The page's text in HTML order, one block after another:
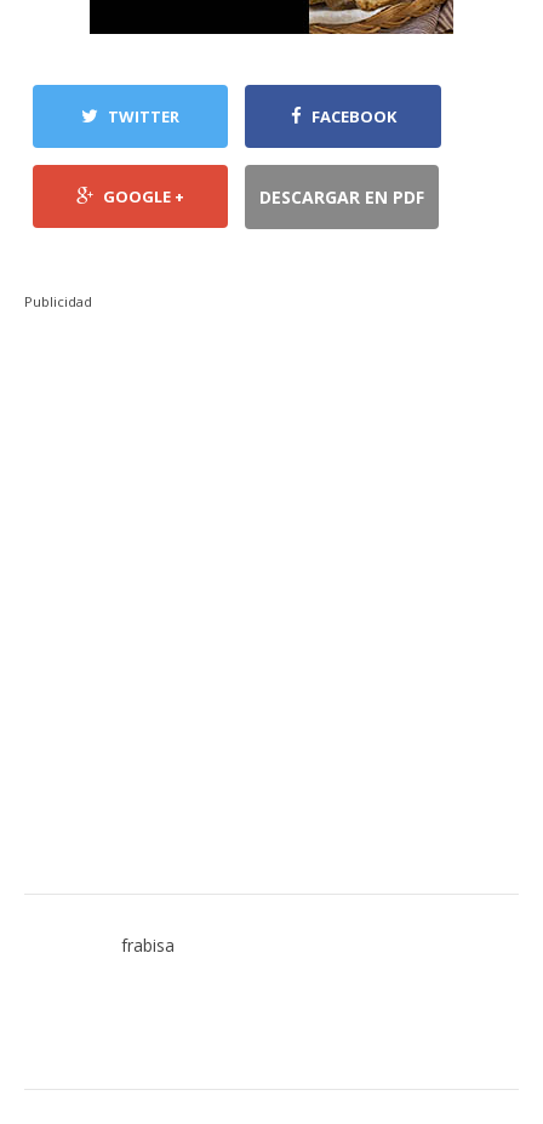
TWITTER FACEBOOK
GOOGLE + DESCARGAR EN PDF
Publicidad
frabisa